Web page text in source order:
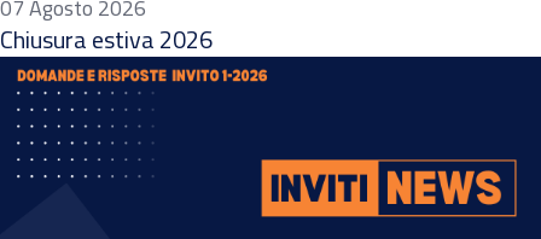
07 Agosto 2026
Chiusura estiva 2026